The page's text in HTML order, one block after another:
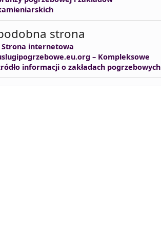
strona
Strona internetowa
– Kompleksowe
informacji o zakładach pogrzebowych